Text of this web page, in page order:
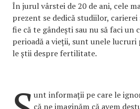
În jurul vârstei de 20 de ani, cele
prezent se dedică studiilor, carierei
fie că te gândești sau nu să faci un
perioadă a vieții, sunt unele lucruri
le știi despre fertilitate.
unt informații pe care le
că ne imaginăm că avem